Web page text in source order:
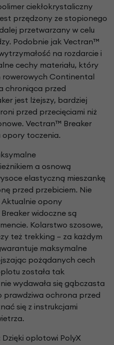
ciekłokrystaliczny
przędzony ze stopionego
dalej przetwarzany w celu
Podobnie jak Vectran™
na rozdarcie i
cechy materiału, który
rowerowych Continental
chroniąca przed
jest lżejszy, bardziej
przed przecięciami niż
Vectran™ Breaker
opory toczenia.
a osnową
elastyczną mieszankę
przed przebiciem. Nie
opony
widoczne są
Kolarstwo szosowe,
też trekking – za każdym
maksymalne
pożądanych cech
została tak
wydawała się gąbczasta
prawdziwa ochrona przed
się z instrukcjami
Dzięki oplotowi PolyX